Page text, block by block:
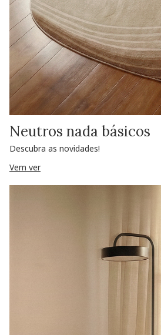
Neutros nada básicos
Descubra as novidades!
Vem ver